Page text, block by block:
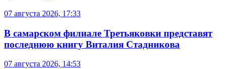
07 августа 2026, 17:33
В самарском филиале Третьяковки представят
последнюю книгу Виталия Стадникова
07 августа 2026, 14:53